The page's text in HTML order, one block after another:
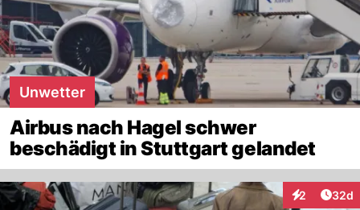
Unwetter
Airbus nach Hagel schwer
beschädigt in Stuttgart gelandet
2
Interaktionen
32d